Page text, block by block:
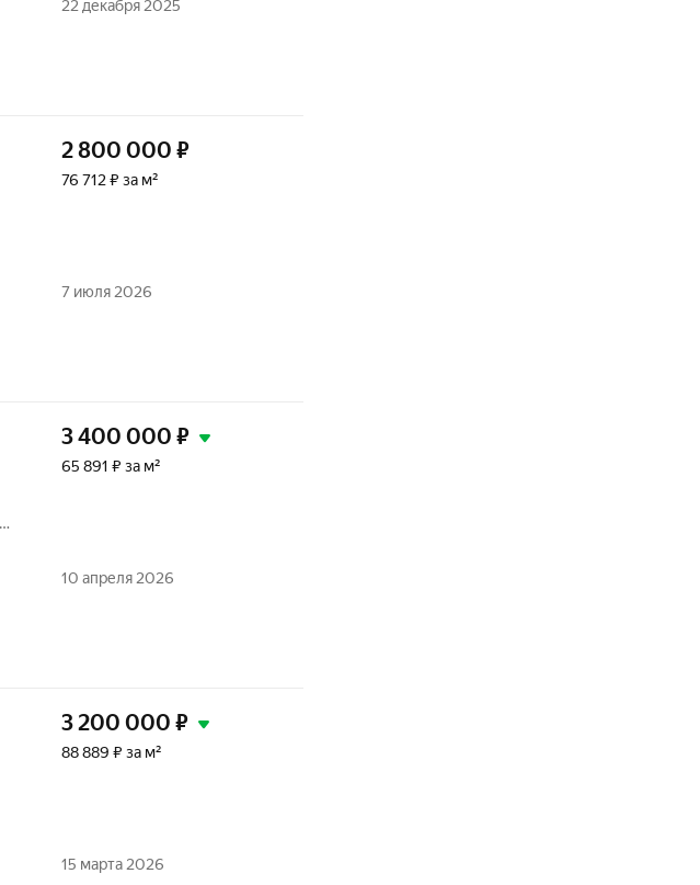
22 декабря 2025
2 800 000 ₽
76 712 ₽ за м²
7 июля 2026
3 400 000 ₽
65 891 ₽ за м²
10 апреля 2026
3 200 000 ₽
88 889 ₽ за м²
15 марта 2026